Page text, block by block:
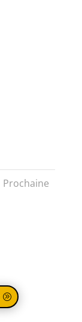
Prochaine